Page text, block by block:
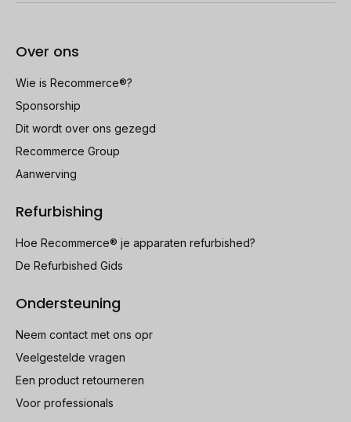
Over ons
Wie is Recommerce®?
Sponsorship
Dit wordt over ons gezegd
Recommerce Group
Aanwerving
Refurbishing
Hoe Recommerce® je apparaten refurbished?
De Refurbished Gids
Ondersteuning
Neem contact met ons opr
Veelgestelde vragen
Een product retourneren
Voor professionals